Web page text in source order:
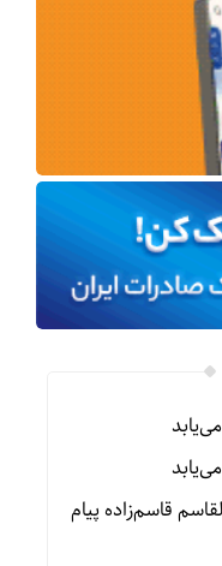
قاسم‌زاده پیام